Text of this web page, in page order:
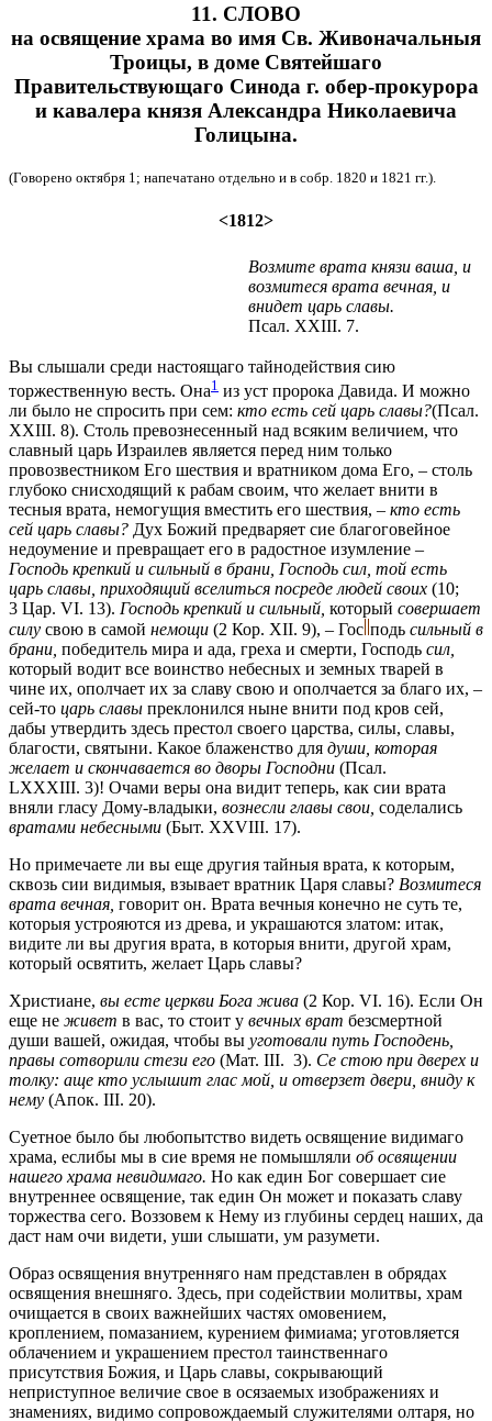
11. СЛОВО
на освящение храма во имя Св. Живоначальныя
Троицы, в доме Святейшаго
Правительствующаго Синода г. обер-прокурора
и кавалера князя Александра Николаевича
Голицына.
(Говорено октября 1; напечатано отдельно и в собр. 1820 и 1821 гг.).
<1812>
Возмите врата князи ваша, и
возмитеся врата вечная, и
внидет царь славы.
Псал. XXIII. 7.
Вы слышали среди настоящаго тайнодействия сию
торжественную весть. Она1 из уст пророка Давида. И можно
ли было не спросить при сем: кто есть сей царь славы?(Псал.
XXIII. 8). Столь превознесенный над всяким величием, что
славный царь Израилев является перед ним только
провозвестником Его шествия и вратником дома Его, – столь
глубоко снисходящий к рабам своим, что желает внити в
тесныя врата, немогущия вместить его шествия, – кто есть
сей царь славы? Дух Божий предваряет сие благоговейное
недоумение и превращает его в радостное изумление –
Господь крепкий и сильный в брани, Господь сил, той есть
царь славы, приходящий вселиться посреде людей своих (10;
3 Цар. VI. 13). Господь крепкий и сильный, который совершает
силу свою в самой немощи (2 Кор. XII. 9), – Гос подь сильный в
брани, победитель мира и ада, греха и смерти, Господь сил,
который водит все воинство небесных и земных тварей в
чине их, ополчает их за славу свою и ополчается за благо их, –
сей-то царь славы преклонился ныне внити под кров сей,
дабы утвердить здесь престол своего царства, силы, славы,
благости, святыни. Какое блаженство для души, которая
желает и скончавается во дворы Господни (Псал.
LXXXIII. 3)! Очами веры она видит теперь, как сии врата
вняли гласу Дому-владыки, вознесли главы свои, соделались
вратами небесными (Быт. XXVIII. 17).
Но примечаете ли вы еще другия тайныя врата, к которым,
сквозь сии видимыя, взывает вратник Царя славы? Возмитеся
врата вечная, говорит он. Врата вечныя конечно не суть те,
которыя устрояются из древа, и украшаются златом: итак,
видите ли вы другия врата, в которыя внити, другой храм,
который освятить, желает Царь славы?
Христиане, вы есте церкви Бога жива (2 Кор. VI. 16). Если Он
еще не живет в вас, то стоит у вечных врат безсмертной
души вашей, ожидая, чтобы вы уготовали путь Господень,
правы сотворили стези его (Мат. III. 3). Се стою при дверех и
толку: аще кто услышит глас мой, и отверзет двери, вниду к
нему (Апок. III. 20).
Суетное было бы любопытство видеть освящение видимаго
храма, еслибы мы в сие время не помышляли об освящении
нашего храма невидимаго. Но как един Бог совершает сие
внутреннее освящение, так един Он может и показать славу
торжества сего. Воззовем к Нему из глубины сердец наших, да
даст нам очи видети, уши слышати, ум разумети.
Образ освящения внутренняго нам представлен в обрядах
освящения внешняго. Здесь, при содействии молитвы, храм
очищается в своих важнейших частях омовением,
кроплением, помазанием, курением фимиама; уготовляется
облачением и украшением престол таинственнаго
присутствия Божия, и Царь славы, сокрывающий
неприступное величие свое в осязаемых изображениях и
знамениях, видимо сопровождаемый служителями олтаря, но